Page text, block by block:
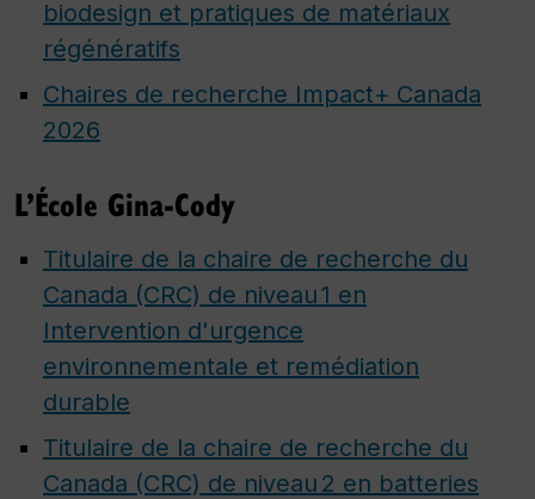
biodesign et pratiques de matériaux
régénératifs
Chaires de recherche Impact+ Canada
2026
L’École Gina-Cody
Titulaire de la chaire de recherche du
Canada (CRC) de niveau 1 en
Intervention d'urgence
environnementale et remédiation
durable
Titulaire de la chaire de recherche du
Canada (CRC) de niveau 2 en batteries